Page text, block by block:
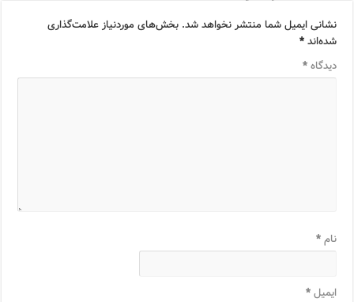
نشانی ایمیل شما منتشر نخواهد شد. بخش‌های موردنیاز علامت‌گذاری
شده‌اند*
دیدگاه*
نام*
ایمیل*